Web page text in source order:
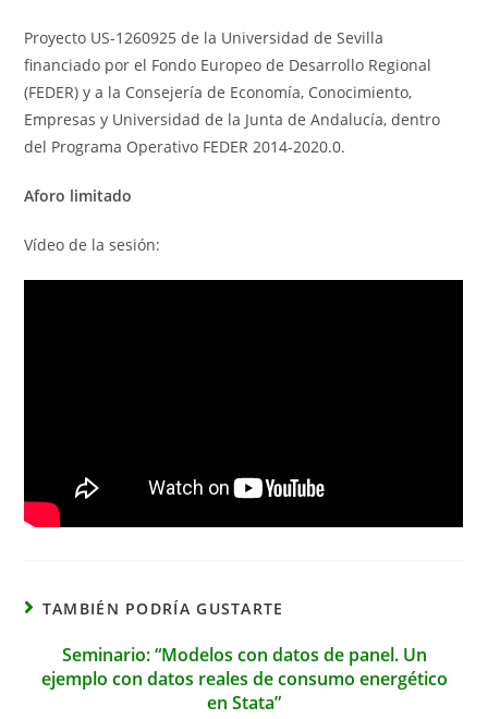
Proyecto US-1260925 de la Universidad de Sevilla
financiado por el Fondo Europeo de Desarrollo Regional
(FEDER) y a la Consejería de Economía, Conocimiento,
Empresas y Universidad de la Junta de Andalucía, dentro
del Programa Operativo FEDER 2014-2020.0.
Aforo limitado
Vídeo de la sesión:
TAMBIÉN PODRÍA GUSTARTE
Seminario: “Modelos con datos de panel. Un
ejemplo con datos reales de consumo energético
en Stata”